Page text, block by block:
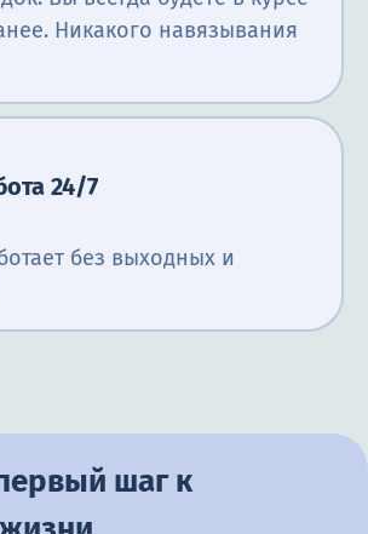
Никакого навязывания
24/7
без выходных и
шаг к